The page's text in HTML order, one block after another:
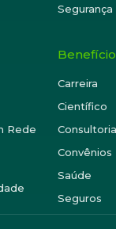
Rede
Carreira
Científico
Convênios
Saúde
Seguros